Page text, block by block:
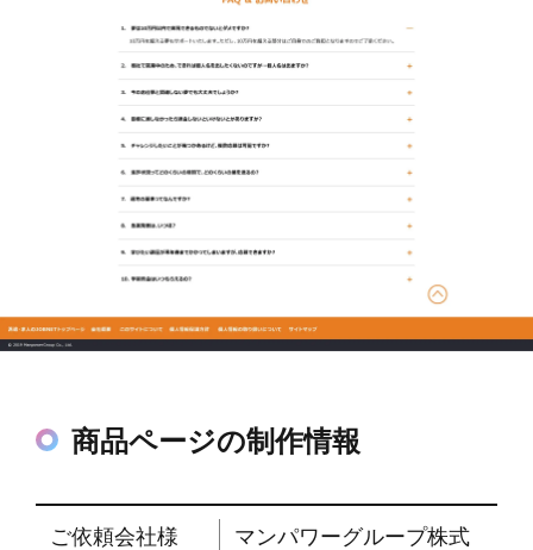
商品ページの制作情報
ご依頼会社様
マンパワーグループ株式